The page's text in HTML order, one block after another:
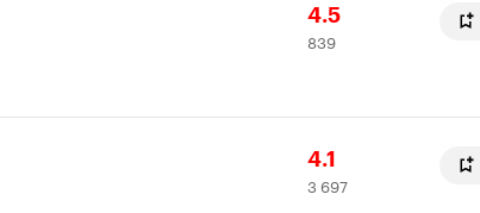
Рейтинг
Кинопоиска
4.5
839
оценок
839
Рейтинг
Кинопоиска
4.1
3
697
3 697